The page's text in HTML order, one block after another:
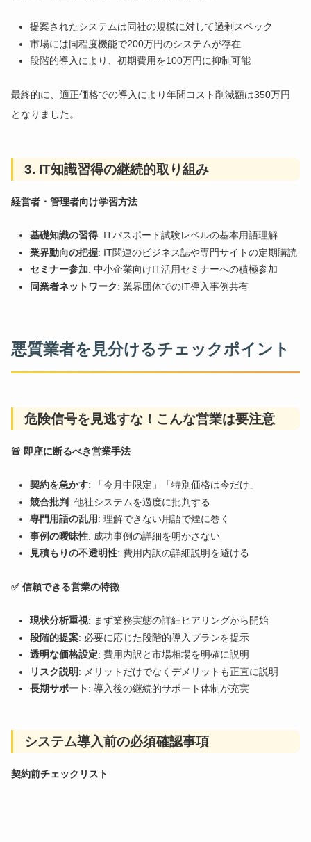
提案されたシステムは同社の規模に対して過剰スペック
市場には同程度機能で200万円のシステムが存在
段階的導入により、初期費用を100万円に抑制可能
最終的に、適正価格での導入により年間コスト削減額は350万円
となりました。
3. IT知識習得の継続的取り組み
経営者・管理者向け学習方法
基礎知識の習得: ITパスポート試験レベルの基本用語理解
業界動向の把握: IT関連のビジネス誌や専門サイトの定期購読
セミナー参加: 中小企業向けIT活用セミナーへの積極参加
同業者ネットワーク: 業界団体でのIT導入事例共有
悪質業者を見分けるチェックポイント
危険信号を見逃すな！こんな営業は要注意
🚨 即座に断るべき営業手法
契約を急かす: 「今月中限定」「特別価格は今だけ」
競合批判: 他社システムを過度に批判する
専門用語の乱用: 理解できない用語で煙に巻く
事例の曖昧性: 成功事例の詳細を明かさない
見積もりの不透明性: 費用内訳の詳細説明を避ける
✅ 信頼できる営業の特徴
現状分析重視: まず業務実態の詳細ヒアリングから開始
段階的提案: 必要に応じた段階的導入プランを提示
透明な価格設定: 費用内訳と市場相場を明確に説明
リスク説明: メリットだけでなくデメリットも正直に説明
長期サポート: 導入後の継続的サポート体制が充実
システム導入前の必須確認事項
契約前チェックリスト